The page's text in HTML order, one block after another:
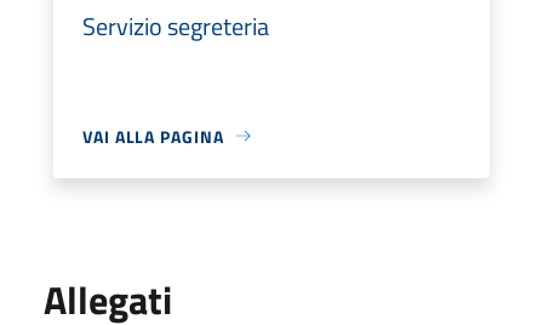
Servizio segreteria
VAI ALLA PAGINA
Allegati